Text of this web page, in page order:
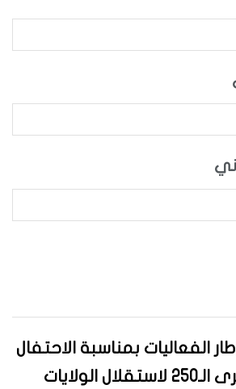
الفعاليات بمناسبة الاحتفال
بالذكرى الـ250 لاستقلال الولايات